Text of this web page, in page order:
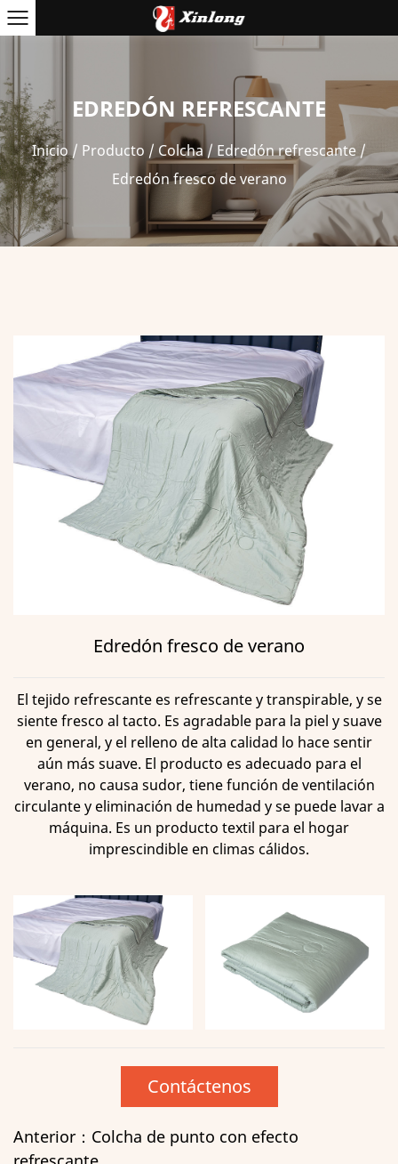
EDREDÓN REFRESCANTE
Inicio/ Producto / Colcha / Edredón refrescante /
Edredón fresco de verano
Edredón fresco de verano
El tejido refrescante es refrescante y transpirable, y se
siente fresco al tacto. Es agradable para la piel y suave
en general, y el relleno de alta calidad lo hace sentir
aún más suave. El producto es adecuado para el
verano, no causa sudor, tiene función de ventilación
circulante y eliminación de humedad y se puede lavar a
máquina. Es un producto textil para el hogar
imprescindible en climas cálidos.
Contáctenos
Anterior：Colcha de punto con efecto